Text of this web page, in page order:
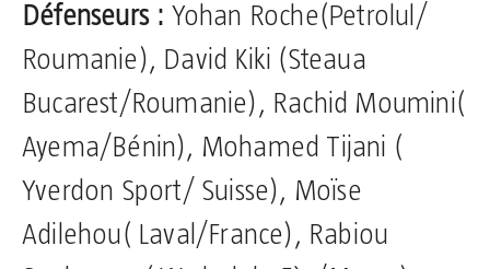
Défenseurs : Yohan Roche(Petrolul/
Roumanie), David Kiki (Steaua
Bucarest/Roumanie), Rachid Moumini(
Ayema/Bénin), Mohamed Tijani (
Yverdon Sport/ Suisse), Moïse
Adilehou( Laval/France), Rabiou